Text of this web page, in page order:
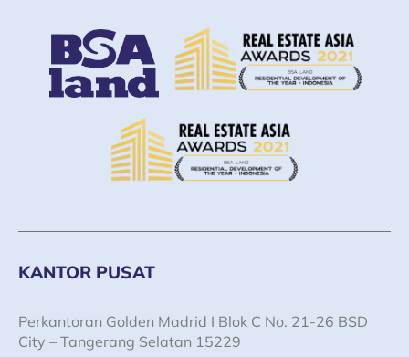
KANTOR PUSAT
Perkantoran Golden Madrid I Blok C No. 21-26 BSD
City – Tangerang Selatan 15229